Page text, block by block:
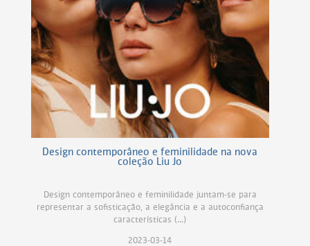
Design contemporâneo e feminilidade na nova
coleção Liu Jo
Design contemporâneo e feminilidade juntam-se para
representar a sofisticação, a elegância e a autoconfiança
características (...)
2023-03-14